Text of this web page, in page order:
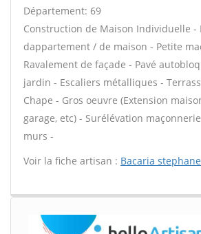
Département: 69
Construction de Maison Individuelle -
dappartement / de maison - Petite
Ravalement de façade - Pavé
jardin - Escaliers métalliques -
Chape - Gros oeuvre (Extension
garage, etc) - Surélévation
murs -
Voir la fiche artisan : Bacaria stephane